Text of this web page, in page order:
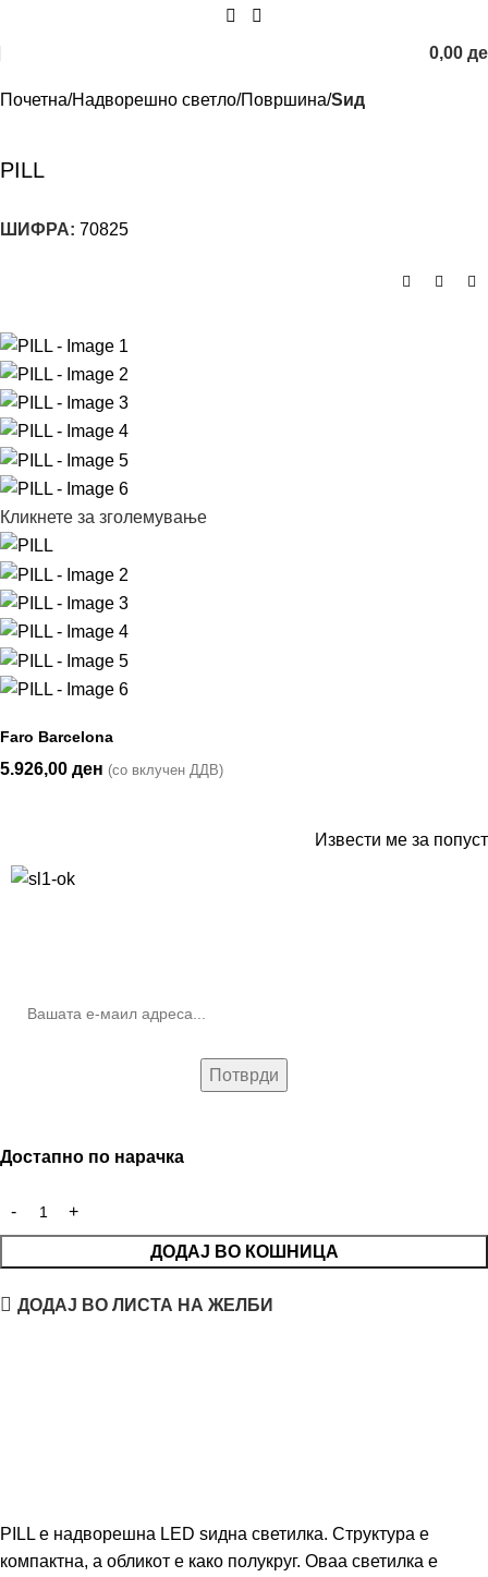
0,00
Почетна Надворешно светло Површина Ѕид
PILL
ШИФРА: 70825
Кликнете за зголемување
Faro Barcelona
5.926,00 ден (со вклучен ДДВ)
Извести ме за попуст
Достапно по нарачка
ДОДАЈ ВО КОШНИЦА
ДОДАЈ ВО ЛИСТА НА ЖЕЛБИ
PILL е надворешна LED ѕидна светилка. Структура е
компактна, а обликот е како полукруг. Оваа светилка е